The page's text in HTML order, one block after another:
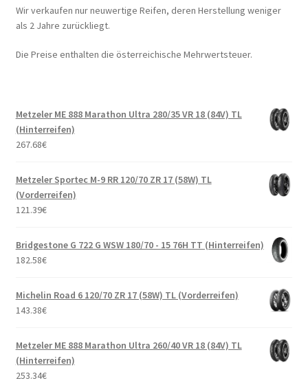
Wir verkaufen nur neuwertige Reifen, deren Herstellung weniger
als 2 Jahre zurückliegt.
Die Preise enthalten die österreichische Mehrwertsteuer.
Metzeler ME 888 Marathon Ultra 280/35 VR 18 (84V) TL
(Hinterreifen)
267.68€
Metzeler Sportec M-9 RR 120/70 ZR 17 (58W) TL
(Vorderreifen)
121.39€
Bridgestone G 722 G WSW 180/70 - 15 76H TT (Hinterreifen)
182.58€
Michelin Road 6 120/70 ZR 17 (58W) TL (Vorderreifen)
143.38€
Metzeler ME 888 Marathon Ultra 260/40 VR 18 (84V) TL
(Hinterreifen)
253.34€